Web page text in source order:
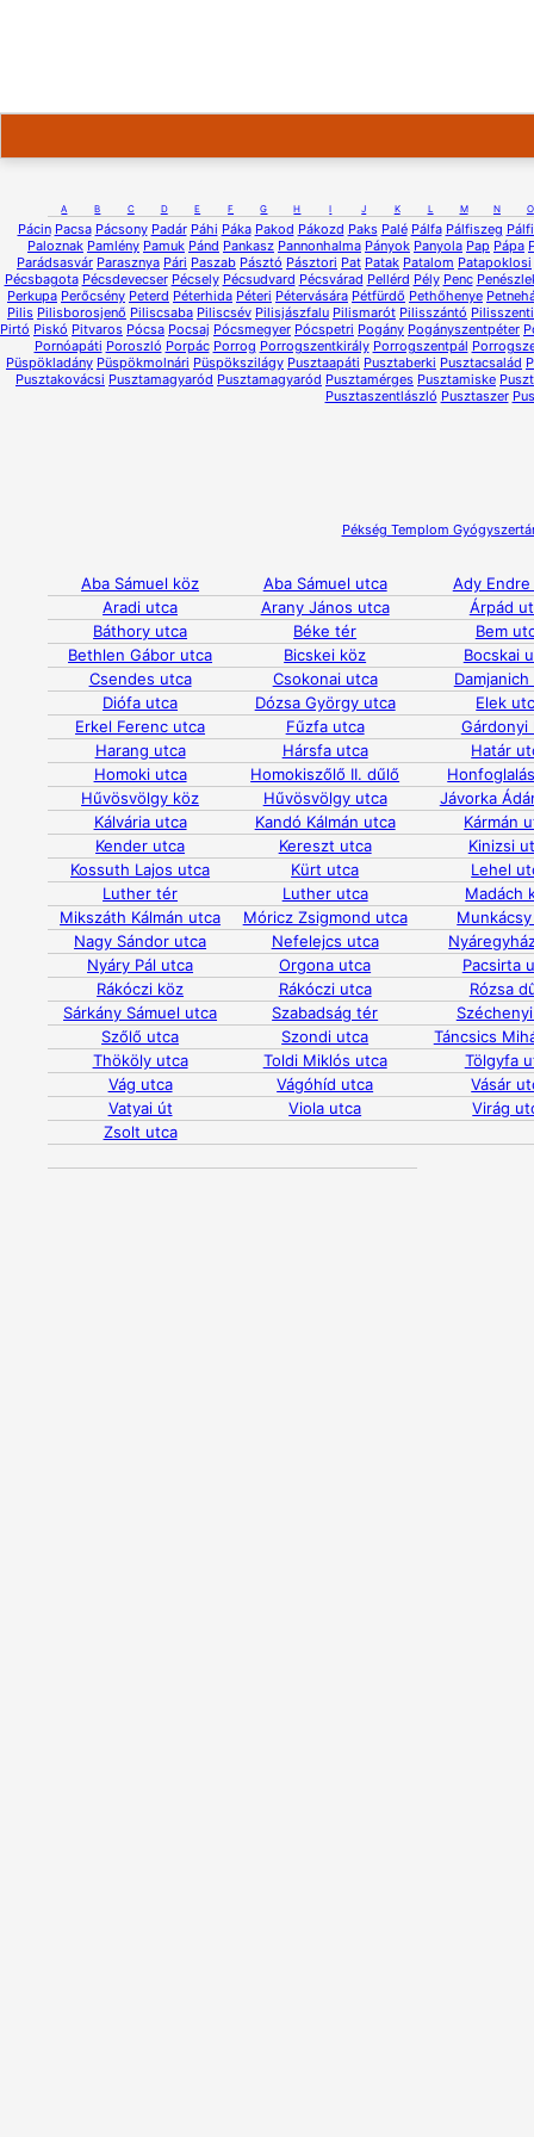
A B C D E F G H I J K L M N O
Pácin Pacsa Pácsony Padár Páhi Páka Pakod Pákozd Paks Palé Pálfa Pálfiszeg
Paloznak Pamlény Pamuk Pánd Pankasz Pannonhalma Pányok Panyola Pap Pápa
Parádsasvár Parasznya Pári Paszab Pásztó Pásztori Pat Patak Patalom Patapoklosi
Pécsbagota Pécsdevecser Pécsely Pécsudvard Pécsvárad Pellérd Pély Penc
Perkupa Perőcsény Peterd Péterhida Péteri Pétervására Pétfürdő Pethőhenye
Pilis Pilisborosjenő Piliscsaba Piliscsév Pilisjászfalu Pilismarót Pilisszántó
Pirtó Piskó Pitvaros Pócsa Pocsaj Pócsmegyer Pócspetri Pogány Pogányszentpéter
Pornóapáti Poroszló Porpác Porrog Porrogszentkirály Porrogszentpál
Püspökladány Püspökmolnári Püspökszilágy Pusztaapáti Pusztaberki Pusztacsalád
Pusztakovácsi Pusztamagyaród Pusztamagyaród Pusztamérges Pusztamiske
Pusztaszentlászló Pusztaszer
Pékség Templom
Aba Sámuel köz Aba Sámuel utca
Ady
Aradi utca
Arany János utca
Árpád
Báthory utca
Béke tér
Bem
Bethlen Gábor utca
Bicskei köz
Bocskai
Csendes utca
Csokonai utca
Diófa utca
Dózsa György utca
Elek
Erkel Ferenc utca
Fűzfa utca
Gárdonyi
Harang utca
Hársfa utca
Határ
Homoki utca
Homokiszőlő II. dűlő
Hűvösvölgy köz
Hűvösvölgy utca
Jávorka
Kálvária utca
Kandó Kálmán utca
Kármán
Kender utca
Kereszt utca
Kinizsi
Kossuth Lajos utca
Kürt utca
Lehel
Luther tér
Luther utca
Madách
Mikszáth Kálmán utca
Móricz Zsigmond utca
Nagy Sándor utca
Nefelejcs utca
Nyáry Pál utca
Orgona utca
Pacsirta
Rákóczi köz
Rákóczi utca
Rózsa
Sárkány Sámuel utca
Szabadság tér
Szőlő utca
Szondi utca
Táncsics
Thököly utca
Toldi Miklós utca
Tölgyfa
Vág utca
Vágóhíd utca
Vásár
Vatyai út
Viola utca
Virág
Zsolt utca